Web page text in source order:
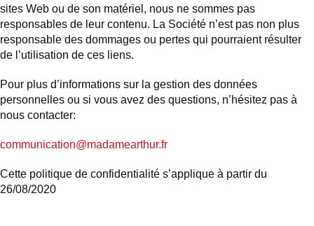
sites Web ou de son matériel, nous ne sommes pas
responsables de leur contenu. La Société n’est pas non plus
responsable des dommages ou pertes qui pourraient résulter
de l’utilisation de ces liens.
Pour plus d’informations sur la gestion des données
personnelles ou si vous avez des questions, n’hésitez pas à
nous contacter:
communication@madamearthur.fr
Cette politique de confidentialité s’applique à partir du
26/08/2020